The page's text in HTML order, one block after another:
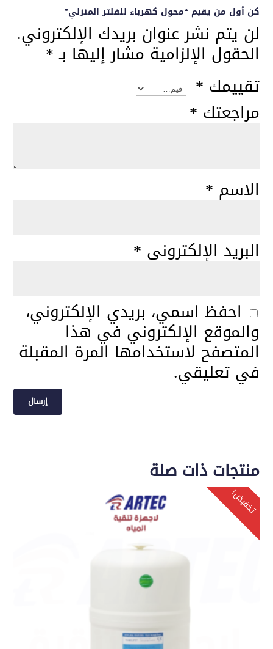
كن أول من يقيم “محول كهرباء للفلتر المنزلي”
لن يتم نشر عنوان بريدك الإلكتروني.
الحقول الإلزامية مشار إليها بـ*
تقييمك *
مراجعتك *
الاسم *
البريد الإلكتروني *
احفظ اسمي، بريدي الإلكتروني،
والموقع الإلكتروني في هذا
المتصفح لاستخدامها المرة المقبلة
في تعليقي.
منتجات ذات صلة
تخفيض!